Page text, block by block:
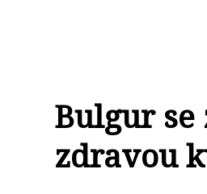
Bulgur
zdravou